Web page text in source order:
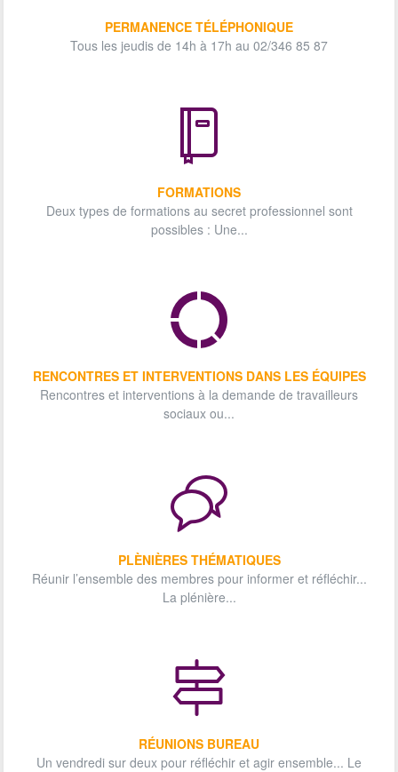
PERMANENCE TÉLÉPHONIQUE
Tous les jeudis de 14h à 17h au 02/346 85 87
FORMATIONS
Deux types de formations au secret professionnel sont
possibles : Une...
RENCONTRES ET INTERVENTIONS DANS LES ÉQUIPES
Rencontres et interventions à la demande de travailleurs
sociaux ou...
PLÈNIÈRES THÉMATIQUES
Réunir l’ensemble des membres pour informer et réfléchir...
La plénière...
RÉUNIONS BUREAU
Un vendredi sur deux pour réfléchir et agir ensemble... Le